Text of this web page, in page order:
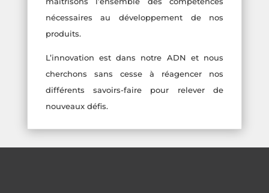
nécessaires au développement de nos
produits.
L’innovation est dans notre ADN et nous
cherchons sans cesse à réagencer nos
différents savoirs-faire pour relever de
nouveaux défis.